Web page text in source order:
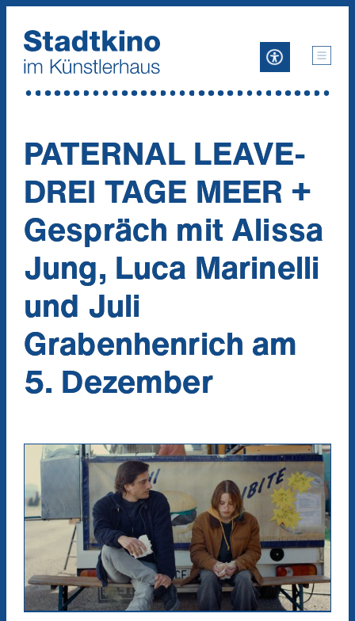
Inhalt
PATERNAL LEAVE-
DREI TAGE MEER +
Gespräch mit Alissa
Jung, Luca Marinelli
und Juli
Grabenhenrich am
5. Dezember